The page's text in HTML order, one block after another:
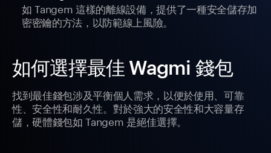
如 Tangem 這樣的離線設備，提供了一種安全儲存加
密密鑰的方法，以防範線上風險。
如何選擇最佳 Wagmi 錢包
找到最佳錢包涉及平衡個人需求，以便於使用、可靠
性、安全性和耐久性。對於強大的安全性和大容量存
儲，硬體錢包如 Tangem 是絕佳選擇。